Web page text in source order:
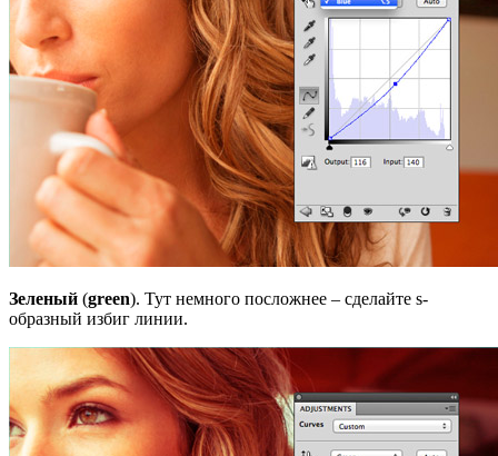
Зеленый (green). Тут немного посложнее – сделайте s-
образный избиг линии.